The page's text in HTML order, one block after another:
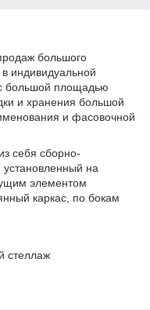
большого
индивидуальной
большой площадью
и хранения большой
и фасовочной
себя сборно-
установленный на
элементом
каркас, по бокам
стеллаж